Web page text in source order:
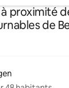
proximité
de